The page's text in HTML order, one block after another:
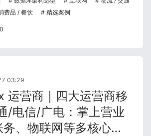
费品 / 餐饮
精选案例
0
03:29
运营商｜四大运营商移
/电信/广电：掌上营业
、物联网等多核心业